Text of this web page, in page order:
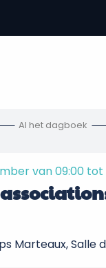
Al het dagboek
van 09:00 tot
Marteaux, Salle